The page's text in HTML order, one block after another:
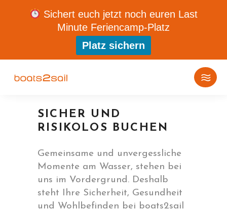
SICHER UND
RISIKOLOS BUCHEN
Gemeinsame und unvergessliche
Momente am Wasser, stehen bei
uns im Vordergrund. Deshalb
steht Ihre Sicherheit, Gesundheit
und Wohlbefinden bei boats2sail
Sichert euch jetzt noch euren Last
Minute Feriencamp-Platz
Platz sichern